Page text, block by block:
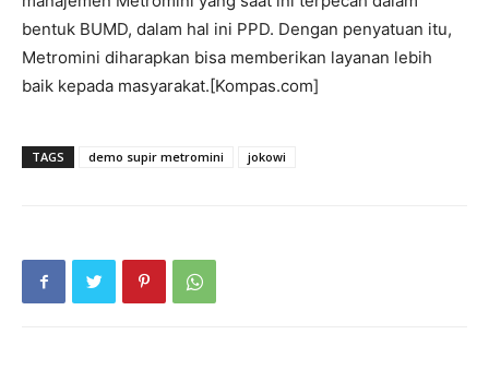
bentuk BUMD, dalam hal ini PPD. Dengan penyatuan itu,
Metromini diharapkan bisa memberikan layanan lebih
baik kepada masyarakat.[Kompas.com]
TAGS demo supir metromini jokowi